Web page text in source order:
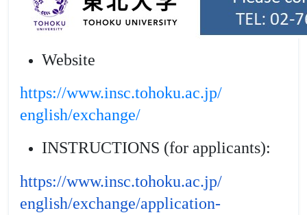
Website
https://www.insc.tohoku.ac.jp/
english/exchange/
INSTRUCTIONS (for applicants):
https://www.insc.tohoku.ac.jp/
english/exchange/application-